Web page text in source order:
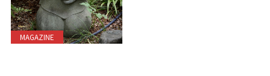
MAGAZINE